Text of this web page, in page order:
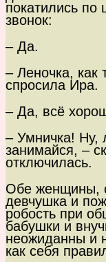
покатились
звонок:
– Да.
– Леночка, как
спросила Ира.
– Да, всё
– Умничка! Ну,
занимайся, –
отключилась.
Обе женщины,
девчушка и
робость при
бабушки и
неожиданны и
как себя